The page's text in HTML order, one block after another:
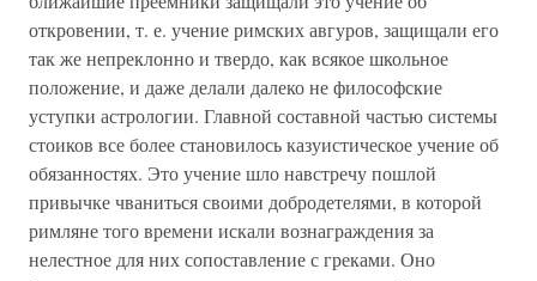
откровении, т. е. учение римских авгуров, защищали его
так же непреклонно и твердо, как всякое школьное
положение, и даже делали далеко не философские
уступки астрологии. Главной составной частью системы
стоиков все более становилось казуистическое учение об
обязанностях. Это учение шло навстречу пошлой
привычке чваниться своими добродетелями, в которой
римляне того времени искали вознаграждения за
нелестное для них сопоставление с греками. Оно